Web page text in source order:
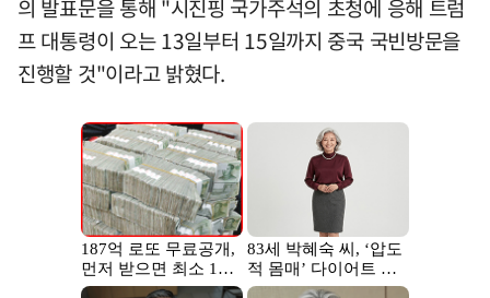
의 발표문을 통해 "시진핑 국가주석의 초청에 응해 트럼
프 대통령이 오는 13일부터 15일까지 중국 국빈방문을
진행할 것"이라고 밝혔다.